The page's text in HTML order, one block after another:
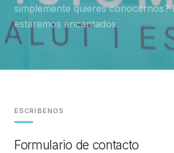
simplemente quieres conocernos?
estaremos encantados.
ESCRÍBENOS
Formulario de contacto